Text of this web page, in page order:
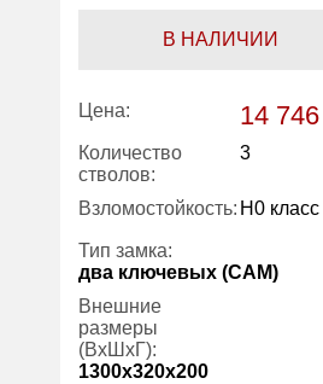
В НАЛИЧИИ
Цена: 14 746
Количество
стволов:
3
Взломостойкость: H0 класс
Тип замка:
два ключевых (САМ)
Внешние
размеры
(ВхШхГ):
1300x320x200